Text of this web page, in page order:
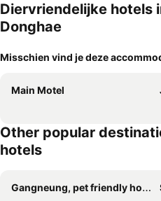
Diervriendelijke hotels
Donghae
Misschien vind je deze
Main Motel
Other popular
hotels
Gangneung, pet friendly hotels